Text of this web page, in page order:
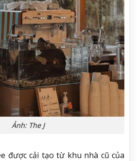
Ảnh: The J
được cải tạo từ khu nhà cũ của